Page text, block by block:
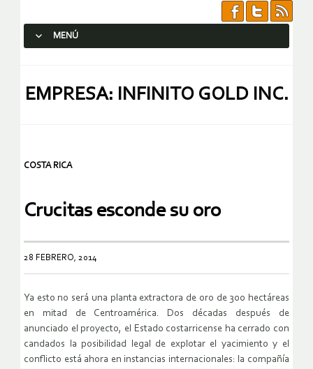
MENÚ
EMPRESA: INFINITO GOLD INC.
COSTA RICA
Crucitas esconde su oro
28 FEBRERO, 2014
Ya esto no será una planta extractora de oro de 300 hectáreas
en mitad de Centroamérica. Dos décadas después de
anunciado el proyecto, el Estado costarricense ha cerrado con
candados la posibilidad legal de explotar el yacimiento y el
conflicto está ahora en instancias internacionales: la compañía